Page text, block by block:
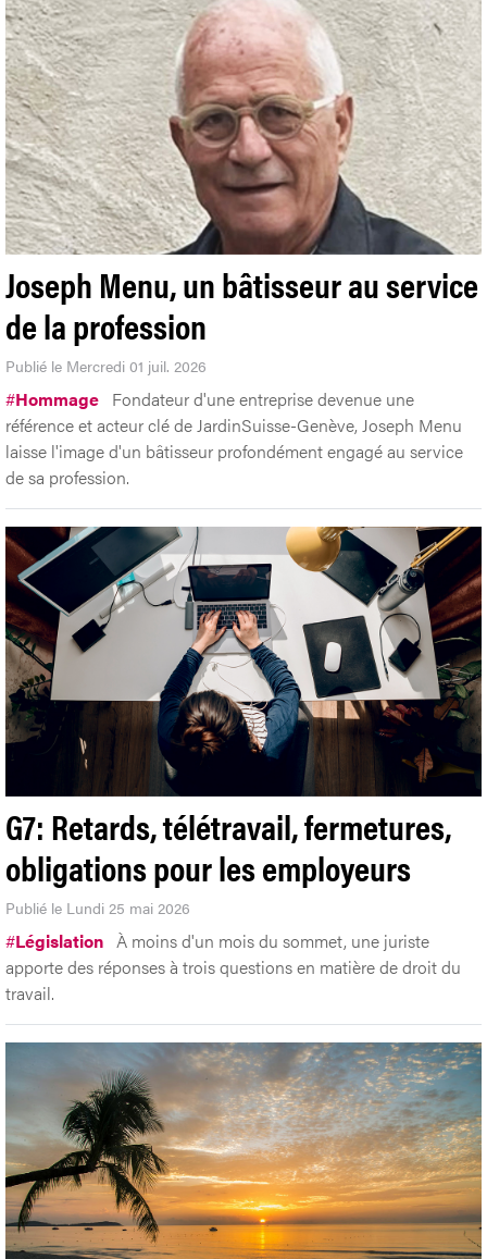
Joseph Menu, un bâtisseur au service
de la profession
Publié le Mercredi 01 juil. 2026
#Hommage Fondateur d'une entreprise devenue une
référence et acteur clé de JardinSuisse-Genève, Joseph Menu
laisse l'image d'un bâtisseur profondément engagé au service
de sa profession.
G7: Retards, télétravail, fermetures,
obligations pour les employeurs
Publié le Lundi 25 mai 2026
#Législation À moins d'un mois du sommet, une juriste
apporte des réponses à trois questions en matière de droit du
travail.